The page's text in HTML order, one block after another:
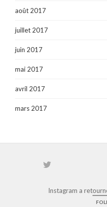
août 2017
juillet 2017
juin 2017
mai 2017
avril 2017
mars 2017
Instagram a